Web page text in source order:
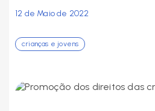
12 de Maio de 2022
crianças e jovens